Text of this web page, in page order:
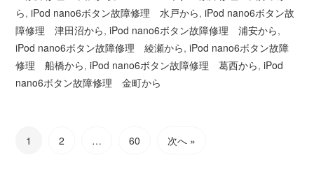
ら,iPod nano6ボタン故障修理 水戸から,iPod nano6ボタン故
障修理 津田沼から,iPod nano6ボタン故障修理 浦安から,
iPod nano6ボタン故障修理 綾瀬から,iPod nano6ボタン故障
修理 船橋から,iPod nano6ボタン故障修理 葛西から,iPod
nano6ボタン故障修理 金町から
1 2 … 60 次へ »